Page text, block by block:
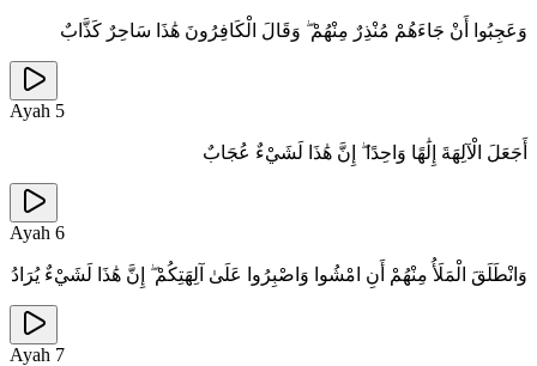
وَعَجِبُوا أَنْ جَاءَهُمْ مُنْذِرٌ مِنْهُمْ ۖ وَقَالَ الْكَافِرُونَ هَٰذَا سَاحِرٌ كَذَّابٌ
Ayah 5
أَجَعَلَ الْآلِهَةَ إِلَٰهًا وَاحِدًا ۖ إِنَّ هَٰذَا لَشَيْءٌ عُجَابٌ
Ayah 6
وَانْطَلَقَ الْمَلَأُ مِنْهُمْ أَنِ امْشُوا وَاصْبِرُوا عَلَىٰ آلِهَتِكُمْ ۖ إِنَّ هَٰذَا لَشَيْءٌ يُرَادُ
Ayah 7